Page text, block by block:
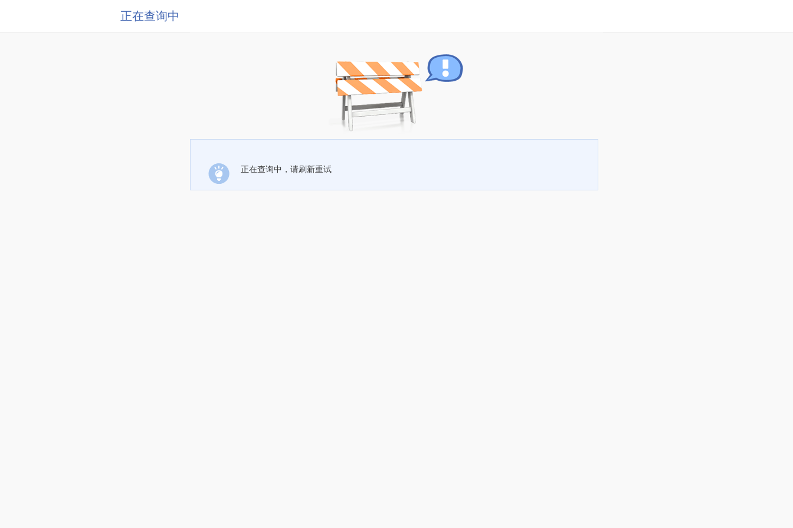
正在查询中
正在查询中，请刷新重试